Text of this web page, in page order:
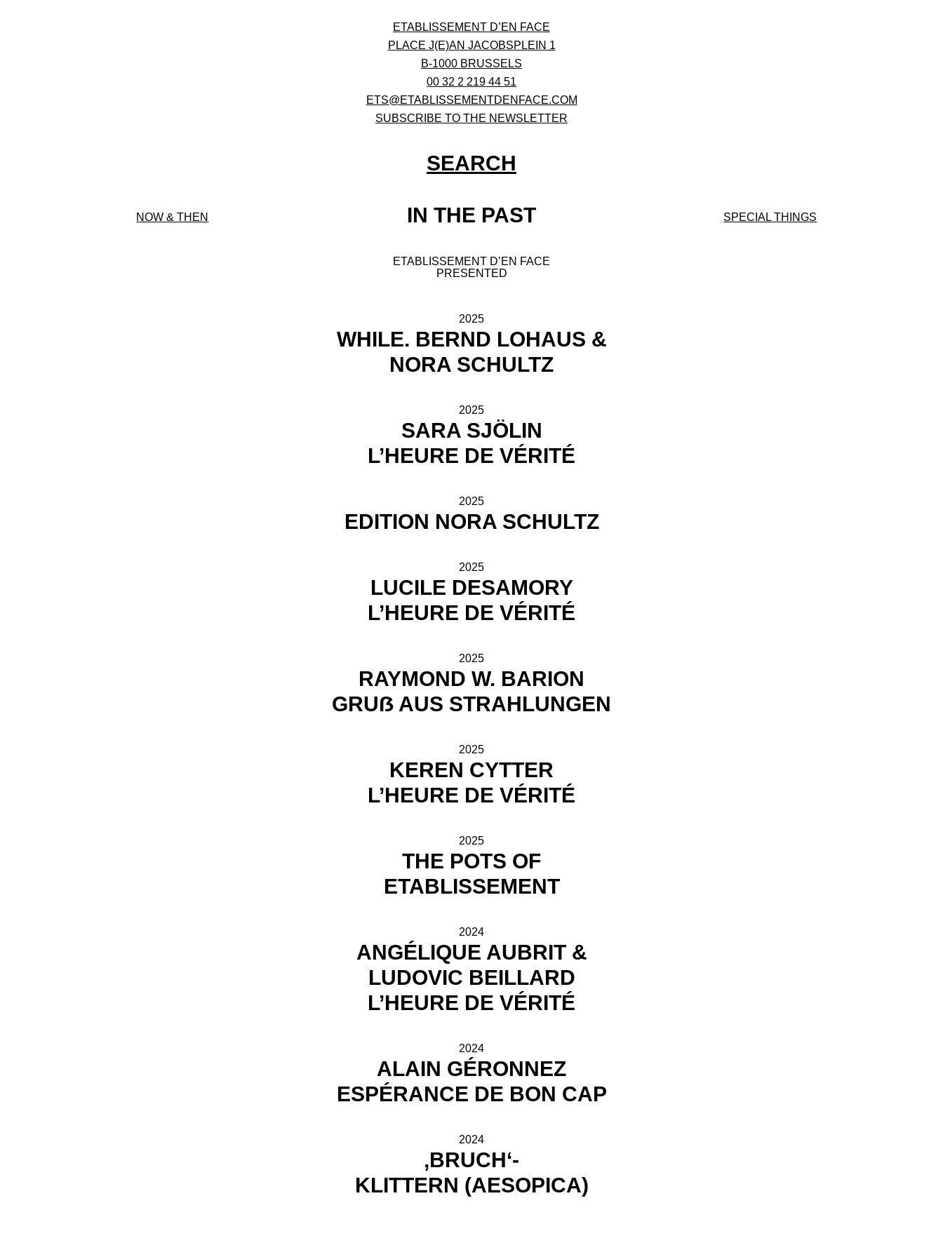
ETABLISSEMENT D’EN FACE
PLACE J(E)AN JACOBSPLEIN 1
B-1000 BRUSSELS
00 32 2 219 44 51
ETS@ETABLISSEMENTDENFACE.COM
SUBSCRIBE TO THE NEWSLETTER
SEARCH
IN THE PAST
NOW & THEN SPECIAL THINGS
ETABLISSEMENT D’EN FACE
PRESENTED
2025
WHILE. BERND LOHAUS &
NORA SCHULTZ
2025
SARA SJÖLIN
L’HEURE DE VÉRITÉ
2025
EDITION NORA SCHULTZ
2025
LUCILE DESAMORY
L’HEURE DE VÉRITÉ
2025
RAYMOND W. BARION
GRUẞ AUS STRAHLUNGEN
2025
KEREN CYTTER
L’HEURE DE VÉRITÉ
2025
THE POTS OF
ETABLISSEMENT
2024
ANGÉLIQUE AUBRIT &
LUDOVIC BEILLARD
L’HEURE DE VÉRITÉ
2024
ALAIN GÉRONNEZ
ESPÉRANCE DE BON CAP
2024
,BRUCH‘-
KLITTERN (AESOPICA)